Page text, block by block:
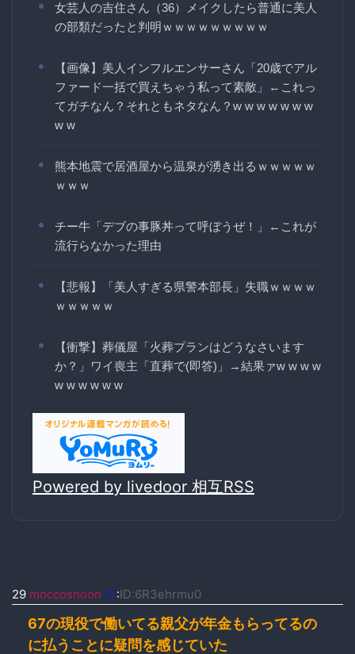
女芸人の吉住さん（36）メイクしたら普通に美人
の部類だったと判明ｗｗｗｗｗｗｗｗｗ
【画像】美人インフルエンサーさん「20歳でアル
ファード一括で買えちゃう私って素敵」←これっ
てガチなん？それともネタなん？w w w w w w w
w w
熊本地震で居酒屋から温泉が湧き出るｗｗｗｗｗ
ｗｗｗ
チー牛「デブの事豚丼って呼ぼうぜ！」←これが
流行らなかった理由
【悲報】「美人すぎる県警本部長」失職ｗｗｗｗ
ｗｗｗｗｗ
【衝撃】葬儀屋「火葬プランはどうなさいます
か？」ワイ喪主「直葬で(即答)」→結果ァw w w w
w w w w w w
Powered by livedoor 相互RSS
29 moccosnoon ID:ID:6R3ehrmu0
67の現役で働いてる親父が年金もらってるの
に払うことに疑問を感じていた